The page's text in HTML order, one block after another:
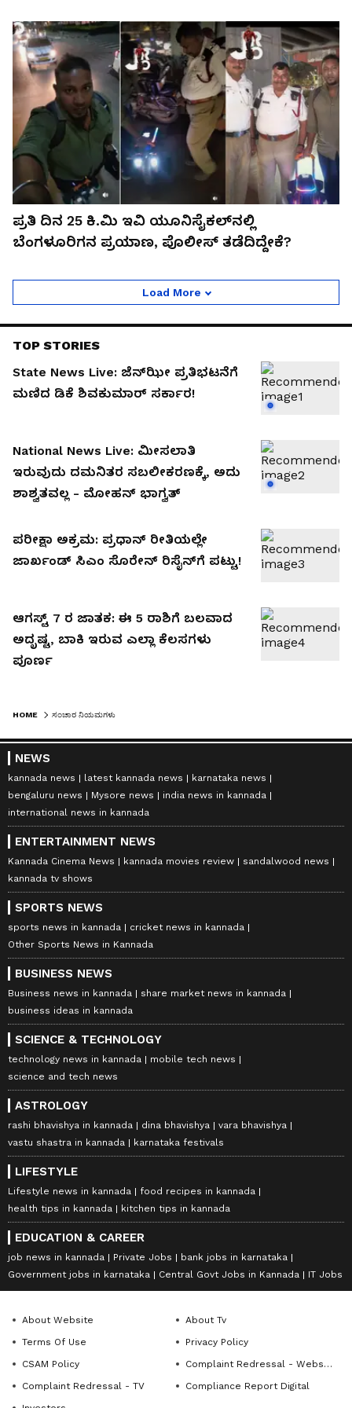
ಪ್ರತಿ ದಿನ 25 ಕಿ.ಮಿ ಇವಿ ಯೂನಿಸೈಕಲ್‌ನಲ್ಲಿ
ಬೆಂಗಳೂರಿಗನ ಪ್ರಯಾಣ, ಪೊಲೀಸ್ ತಡೆದಿದ್ದೇಕೆ?
Load More
TOP STORIES
State News Live: ಜೆನ್‌ಝೀ ಪ್ರತಿಭಟನೆಗೆ
ಮಣಿದ ಡಿಕೆ ಶಿವಕುಮಾರ್‌ ಸರ್ಕಾರ!
National News Live: ಮೀಸಲಾತಿ
ಇರುವುದು ದಮನಿತರ ಸಬಲೀಕರಣಕ್ಕೆ, ಅದು
ಶಾಶ್ವತವಲ್ಲ - ಮೋಹನ್‌ ಭಾಗ್ವತ್‌
ಪರೀಕ್ಷಾ ಅಕ್ರಮ: ಪ್ರಧಾನ್‌ ರೀತಿಯಲ್ಲೇ
ಜಾರ್ಖಂಡ್ ಸಿಎಂ ಸೊರೇನ್‌ ರಿಸೈನ್‌ಗೆ ಪಟ್ಟು!
ಆಗಸ್ಟ್ 7 ರ ಜಾತಕ: ಈ 5 ರಾಶಿಗೆ ಬಲವಾದ
ಅದೃಷ್ಟ, ಬಾಕಿ ಇರುವ ಎಲ್ಲಾ ಕೆಲಸಗಳು
ಪೂರ್ಣ
HOME ಸಂಚಾರ ನಿಯಮಗಳು
NEWS
kannada news latest kannada news
karnataka news
bengaluru news
Mysore news
india news in kannada
international news in kannada
ENTERTAINMENT NEWS
Kannada Cinema News kannada movies review
sandalwood news
kannada tv shows
SPORTS NEWS
sports news in kannada
cricket news in kannada
Other Sports News in Kannada
BUSINESS NEWS
Business news in kannada
share market news in kannada
business ideas in kannada
SCIENCE & TECHNOLOGY
technology news in kannada
mobile tech news
science and tech news
ASTROLOGY
rashi bhavishya in kannada dina bhavishya
vara bhavishya
vastu shastra in kannada
karnataka festivals
LIFESTYLE
Lifestyle news in kannada
food recipes in kannada
health tips in kannada
kitchen tips in kannada
EDUCATION & CAREER
job news in kannada Private Jobs
bank jobs in karnataka
Government jobs in karnataka
Central Govt Jobs in Kannada IT Jobs
About Website
About Tv
Terms Of Use
Privacy Policy
CSAM Policy
Complaint Redressal - Website
Complaint Redressal - TV
Compliance Report Digital